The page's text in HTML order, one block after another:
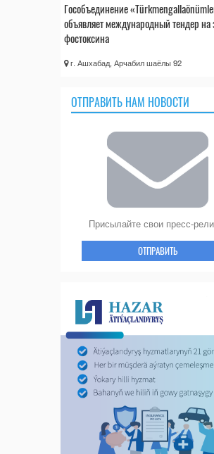
Гособъединение
объявляет международный тендер на
фостоксина
г. Ашхабад, Арчабил шаёлы 92
ОТПРАВИТЬ НАМ НОВОСТИ
Присылайте свои пресс-
ОТПРАВИТЬ